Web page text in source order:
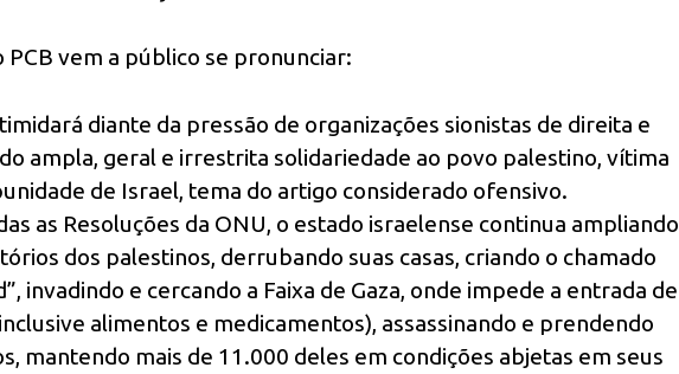
PCB vem a público se pronunciar:
diante da pressão de organizações sionistas de direita e
ampla, geral e irrestrita solidariedade ao povo palestino, vítima
de Israel, tema do artigo considerado ofensivo.
as Resoluções da ONU, o estado israelense continua ampliando
dos palestinos, derrubando suas casas, criando o chamado
invadindo e cercando a Faixa de Gaza, onde impede a entrada de
alimentos e medicamentos), assassinando e prendendo
mantendo mais de 11.000 deles em condições abjetas em seus